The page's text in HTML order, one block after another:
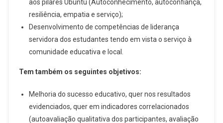
aos pilares Ubuntu (Autoconhecimento, autoconfiança,
resiliência, empatia e serviço);
Desenvolvimento de competências de liderança
servidora dos estudantes tendo em vista o serviço à
comunidade educativa e local.
Tem também os seguintes objetivos:
Melhoria do sucesso educativo, quer nos resultados
evidenciados, quer em indicadores correlacionados
(autoavaliação qualitativa dos participantes, avaliação